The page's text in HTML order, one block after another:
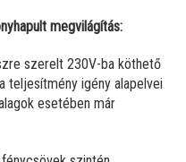
megvilágítás:
szerelt 230V-ba köthető
teljesítmény igény alapelvei
esetében már